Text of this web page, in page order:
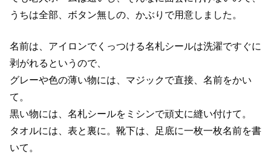
うちは全部、ボタン無しの、かぶりで用意しました。
名前は、アイロンでくっつける名札シールは洗濯ですぐに
剥がれるというので、
グレーや色の薄い物には、マジックで直接、名前をかい
て。
黒い物には、名札シールをミシンで頑丈に縫い付けて。
タオルには、表と裏に。靴下は、足底に一枚一枚名前を書
いて。